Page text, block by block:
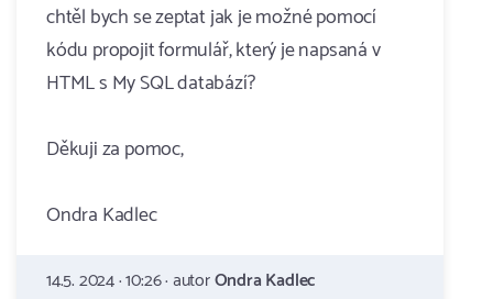
chtěl bych se zeptat jak je možné pomocí
kódu propojit formulář, který je napsaná v
HTML s My SQL databází?
Děkuji za pomoc,
Ondra Kadlec
14.5. 2024 · 10:26 · autorOndra Kadlec